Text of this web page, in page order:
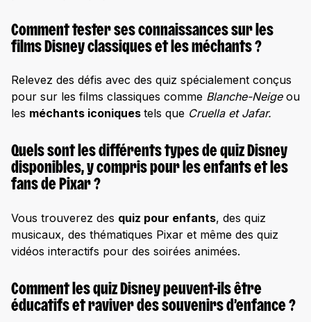
Comment tester ses connaissances sur les
films Disney classiques et les méchants ?
Relevez des défis avec des quiz spécialement conçus
pour sur les films classiques comme Blanche-Neigeou
les méchants iconiques tels que Cruella et Jafar.
Quels sont les différents types de quiz Disney
disponibles, y compris pour les enfants et les
fans de Pixar ?
Vous trouverez des quiz pour enfants, des quiz
musicaux, des thématiques Pixar et même des quiz
vidéos interactifs pour des soirées animées.
Comment les quiz Disney peuvent-ils être
éducatifs et raviver des souvenirs d’enfance ?